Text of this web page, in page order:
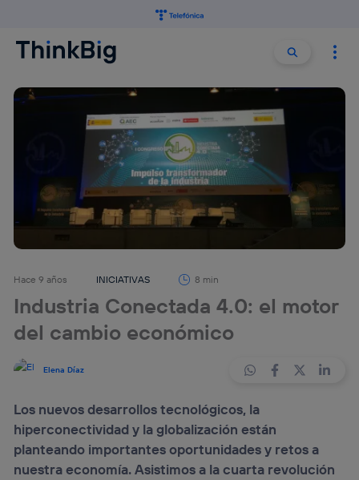
Buscar
Hace 9 años INICIATIVAS 8 min
Industria Conectada 4.0: el motor
del cambio económico
Elena Díaz
Los nuevos desarrollos tecnológicos, la
hiperconectividad y la globalización están
planteando importantes oportunidades y retos a
nuestra economía. Asistimos a la cuarta revolución